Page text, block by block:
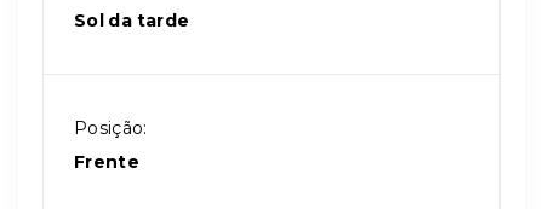
Sol da tarde
Posição:
Frente